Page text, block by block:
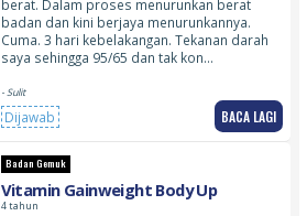
berat. Dalam proses menurunkan berat
badan dan kini berjaya menurunkannya.
Cuma. 3 hari kebelakangan. Tekanan darah
saya sehingga 95/65 dan tak kon…
- Sulit
Dijawab BACA LAGI
Badan Gemuk
Vitamin Gainweight Body Up
4 tahun